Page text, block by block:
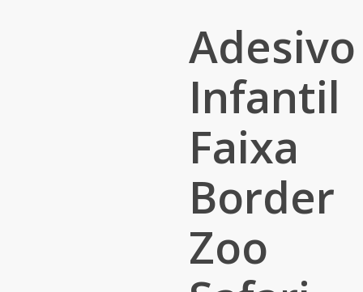
Adesivo
Infantil
Faixa
Border
Zoo